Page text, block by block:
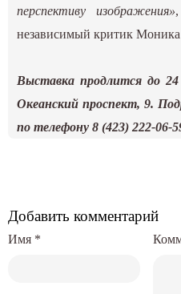
перспективу изображения»
независимый критик
Выставка продлится до 24
Океанский проспект, 9.
по телефону 8 (423) 222-06-
Добавить комментарий
Имя *